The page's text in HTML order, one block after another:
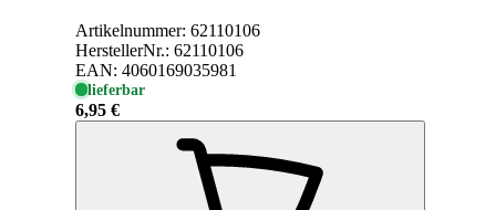
Artikelnummer: 62110106
HerstellerNr.: 62110106
EAN: 4060169035981
lieferbar
6,95 €